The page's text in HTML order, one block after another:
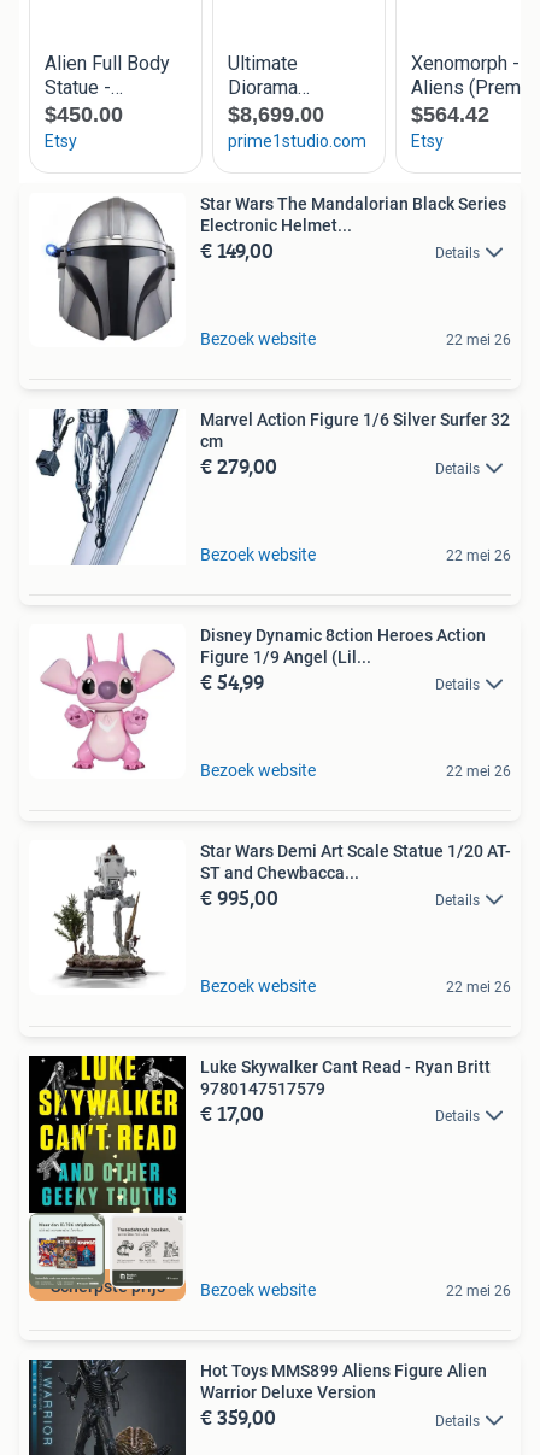
Star Wars The Mandalorian Black Series
Electronic Helmet...
€ 149,00 Details
Bezoek website 22 mei 26
Marvel Action Figure 1/6 Silver Surfer 32
cm
€ 279,00 Details
Bezoek website 22 mei 26
Disney Dynamic 8ction Heroes Action
Figure 1/9 Angel (Lil...
€ 54,99 Details
Bezoek website 22 mei 26
Star Wars Demi Art Scale Statue 1/20 AT-
ST and Chewbacca...
€ 995,00 Details
Bezoek website 22 mei 26
Scherpste prijs
Luke Skywalker Cant Read - Ryan Britt
9780147517579
€ 17,00 Details
Bezoek website 22 mei 26
Hot Toys MMS899 Aliens Figure Alien
Warrior Deluxe Version
€ 359,00 Details